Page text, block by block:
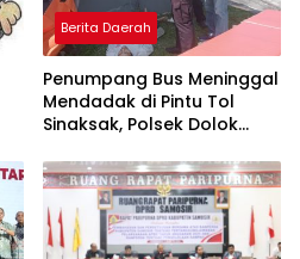
Berita Daerah
Penumpang Bus Meninggal
Mendadak di Pintu Tol
Sinaksak, Polsek Dolok
Cepat Olah TKP